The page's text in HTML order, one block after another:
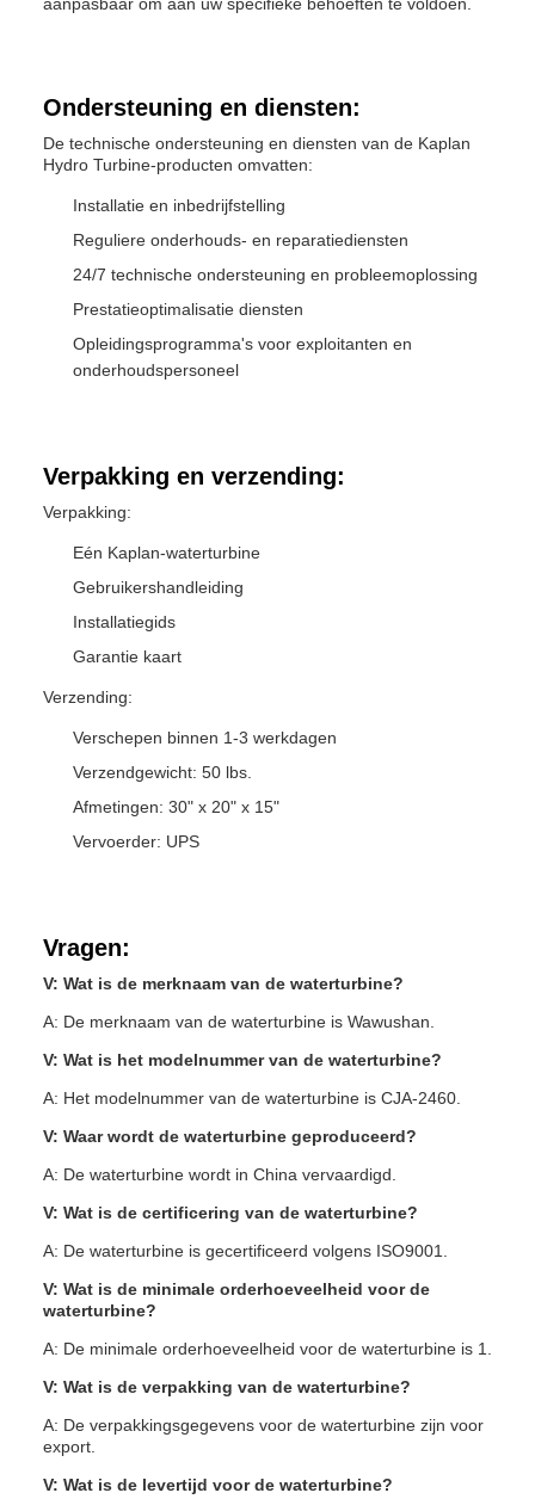
Ondersteuning en diensten:
De technische ondersteuning en diensten van de Kaplan
Hydro Turbine-producten omvatten:
Installatie en inbedrijfstelling
Reguliere onderhouds- en reparatiediensten
24/7 technische ondersteuning en probleemoplossing
Prestatieoptimalisatie diensten
Opleidingsprogramma's voor exploitanten en
onderhoudspersoneel
Verpakking en verzending:
Verpakking:
Eén Kaplan-waterturbine
Gebruikershandleiding
Installatiegids
Garantie kaart
Verzending:
Verschepen binnen 1-3 werkdagen
Verzendgewicht: 50 lbs.
Afmetingen: 30" x 20" x 15"
Vervoerder: UPS
Vragen:
V: Wat is de merknaam van de waterturbine?
A: De merknaam van de waterturbine is Wawushan.
V: Wat is het modelnummer van de waterturbine?
A: Het modelnummer van de waterturbine is CJA-2460.
V: Waar wordt de waterturbine geproduceerd?
A: De waterturbine wordt in China vervaardigd.
V: Wat is de certificering van de waterturbine?
A: De waterturbine is gecertificeerd volgens ISO9001.
V: Wat is de minimale orderhoeveelheid voor de
waterturbine?
A: De minimale orderhoeveelheid voor de waterturbine is 1.
V: Wat is de verpakking van de waterturbine?
A: De verpakkingsgegevens voor de waterturbine zijn voor
export.
V: Wat is de levertijd voor de waterturbine?